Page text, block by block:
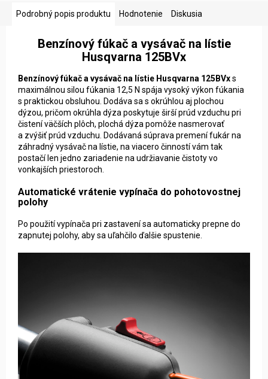
Podrobný popis produktu Hodnotenie Diskusia
Benzínový fúkač a vysávač na lístie
Husqvarna 125BVx
Benzínový fúkač a vysávač na lístie Husqvarna 125BVxs
maximálnou silou fúkania 12,5 N spája vysoký výkon fúkania
s praktickou obsluhou. Dodáva sa s okrúhlou aj plochou
dýzou, pričom okrúhla dýza poskytuje širší prúd vzduchu pri
čistení väčších plôch, plochá dýza pomôže nasmerovať
a zvýšiť prúd vzduchu. Dodávaná súprava premení fukár na
záhradný vysávač na lístie, na viacero činností vám tak
postačí len jedno zariadenie na udržiavanie čistoty vo
vonkajších priestoroch.
Automatické vrátenie vypínača do pohotovostnej
polohy
Po použití vypínača pri zastavení sa automaticky prepne do
zapnutej polohy, aby sa uľahčilo ďalšie spustenie.